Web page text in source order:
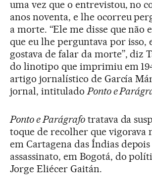
uma vez que o entrevistou, no
anos noventa, e lhe ocorreu
a morte. “Ele me disse que não
que eu lhe perguntava por isso,
gostava de falar da morte”, diz
do linotipo que imprimiu em
artigo jornalístico de García
jornal, intitulado Ponto e
Ponto e Parágrafotratava da
toque de recolher que vigorava
em Cartagena das Índias
assassinato, em Bogotá, do
Jorge Eliécer Gaitán.